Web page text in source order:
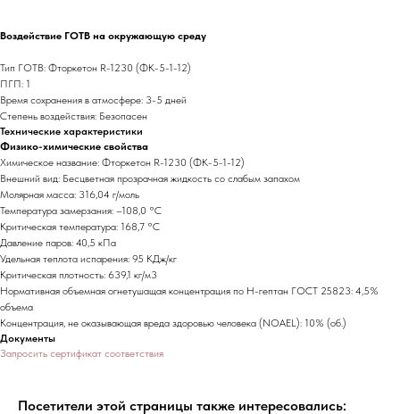
Воздействие ГОТВ на окружающую среду
Тип ГОТВ: Фторкетон R-1230 (ФК-5-1-12)
ПГП: 1
Время сохранения в атмосфере: 3-5 дней
Степень воздействия: Безопасен
Технические характеристики
Физико-химические свойства
Химическое название: Фторкетон R-1230 (ФК-5-1-12)
Внешний вид: Бесцветная прозрачная жидкость со слабым запахом
Молярная масса: 316,04 г/моль
Температура замерзания: –108,0 °С
Критическая температура: 168,7 °С
Давление паров: 40,5 кПа
Удельная теплота испарения: 95 КДж/кг
Критическая плотность: 639,1 кг/м3
Нормативная объемная огнетушащая концентрация по Н-гептан ГОСТ 25823: 4,5%
объема
Концентрация, не оказывающая вреда здоровью человека (NOAEL): 10% (об.)
Документы
Запросить сертификат соответствия
Посетители этой страницы также интересовались: